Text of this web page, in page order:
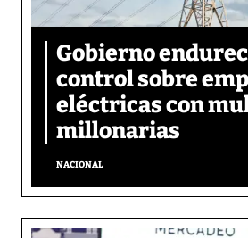
Gobierno
control sobre
eléctricas con
millonarias
NACIONAL